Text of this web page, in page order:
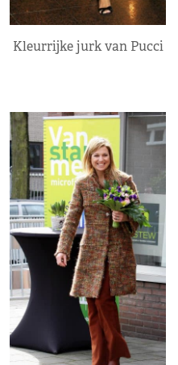
Kleurrijke jurk van Pucci